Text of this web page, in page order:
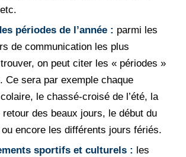
périodes de l’année : parmi les
de communication les plus
on peut citer les « périodes »
Ce sera par exemple chaque
le chassé-croisé de l’été, la
retour des beaux jours, le début du
encore les différents jours fériés.
sportifs et culturels : les